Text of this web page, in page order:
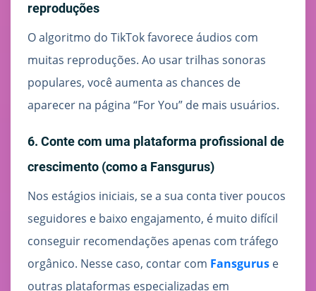
reproduções
O algoritmo do TikTok favorece áudios com
muitas reproduções. Ao usar trilhas sonoras
populares, você aumenta as chances de
aparecer na página “For You” de mais usuários.
6. Conte com uma plataforma profissional de
crescimento (como a Fansgurus)
Nos estágios iniciais, se a sua conta tiver poucos
seguidores e baixo engajamento, é muito difícil
conseguir recomendações apenas com tráfego
orgânico. Nesse caso, contar com Fansgurus e
outras plataformas especializadas em